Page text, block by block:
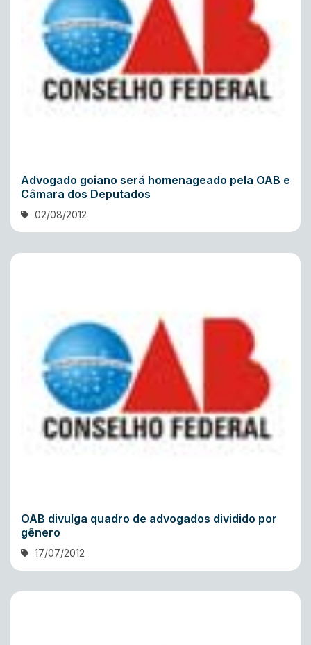
Advogado goiano será homenageado pela OAB e
Câmara dos Deputados
02/08/2012
OAB divulga quadro de advogados dividido por
gênero
17/07/2012